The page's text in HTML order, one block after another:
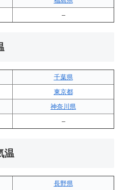
–
千葉県
東京都
神奈川県
–
温
長野県